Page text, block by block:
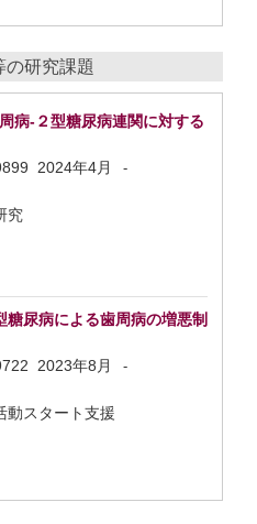
の研究課題
病-２型糖尿病連関に対する
2024年4月 -
究
尿病による歯周病の増悪制
2023年8月 -
動スタート支援